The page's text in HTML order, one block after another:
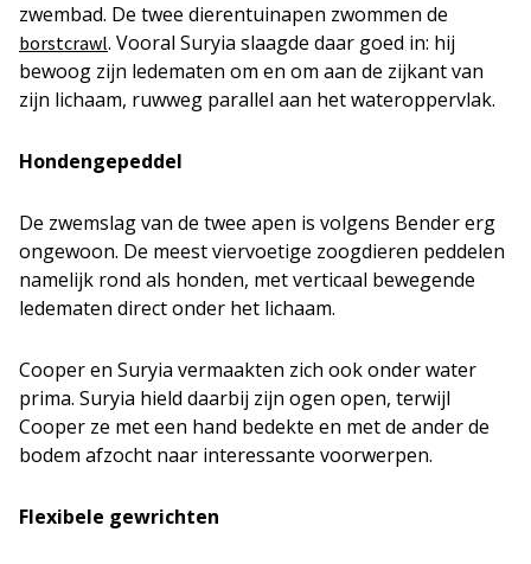
zwembad. De twee dierentuinapen zwommen de
borstcrawl. Vooral Suryia slaagde daar goed in: hij
bewoog zijn ledematen om en om aan de zijkant van
zijn lichaam, ruwweg parallel aan het wateroppervlak.
Hondengepeddel
De zwemslag van de twee apen is volgens Bender erg
ongewoon. De meest viervoetige zoogdieren peddelen
namelijk rond als honden, met verticaal bewegende
ledematen direct onder het lichaam.
Cooper en Suryia vermaakten zich ook onder water
prima. Suryia hield daarbij zijn ogen open, terwijl
Cooper ze met een hand bedekte en met de ander de
bodem afzocht naar interessante voorwerpen.
Flexibele gewrichten